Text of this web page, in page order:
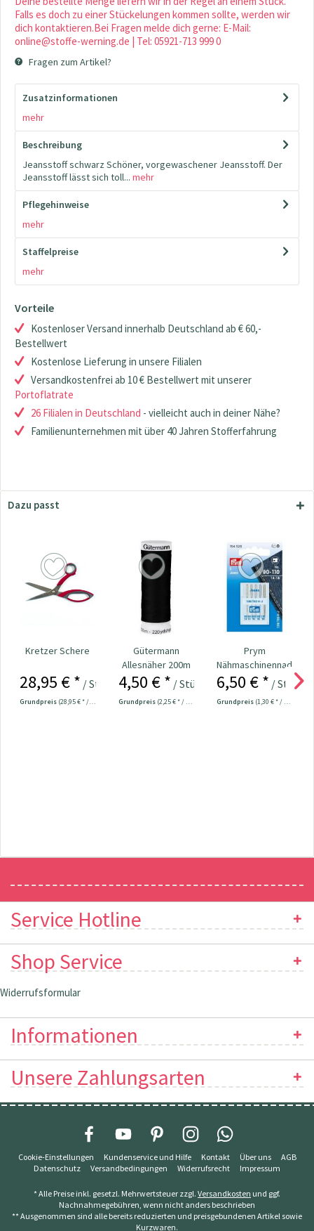
Falls es doch zu einer Stückelungen kommen sollte, werden wir
dich kontaktieren.Bei Fragen melde dich gerne: E-Mail:
online@stoffe-werning.de | Tel: 05921-713 999 0
Fragen zum Artikel?
Zusatzinformationen
mehr
Beschreibung
Jeansstoff schwarz Schöner, vorgewaschener Jeansstoff. Der
Jeansstoff lässt sich toll... mehr
Pflegehinweise
mehr
Staffelpreise
mehr
Vorteile
Kostenloser Versand innerhalb Deutschland ab € 60,-
Bestellwert
Kostenlose Lieferung in unsere Filialen
Versandkostenfrei ab 10 € Bestellwert mit unserer
Portoflatrate
26 Filialen in Deutschland - vielleicht auch in deiner Nähe?
Familienunternehmen mit über 40 Jahren Stofferfahrung
Dazu passt
Kretzer Schere
28,95 € * / Stück
Grundpreis (28,95 € * / 1 Stück)
Gütermann
Allesnäher 200m
Fb. 000 - schwarz
4,50 € * / Stück
Grundpreis (2,25 € * / 100 Meter)
Prym
Nähmaschinennadeln
130/705 Jeans 90-
6,50 € * / Stück
Grundpreis (1,30 € * / 1 Stück)
Service Hotline
Shop Service
Widerrufsformular
Informationen
Unsere Zahlungsarten
Cookie-Einstellungen Kundenservice und Hilfe Kontakt Über uns
AGB
Datenschutz
Versandbedingungen Widerrufsrecht Impressum
* Alle Preise inkl. gesetzl. Mehrwertsteuer zzgl. Versandkosten und ggf.
Nachnahmegebühren, wenn nicht anders beschrieben
** Ausgenommen sind alle bereits reduzierten und preisgebundenen Artikel sowie
Kurzwaren.